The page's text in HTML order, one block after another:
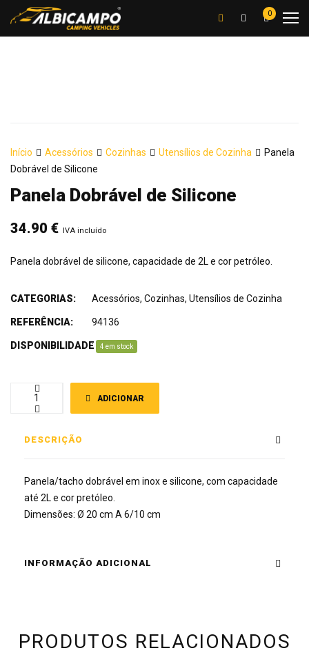
0
Início Acessórios Cozinhas Utensílios de Cozinha
Panela
Dobrável de Silicone
Panela Dobrável de Silicone
34.90 € IVA incluído
Panela dobrável de silicone, capacidade de 2L e cor petróleo.
ADICIONAR
CATEGORIAS: Acessórios, Cozinhas, Utensílios de Cozinha
REFERÊNCIA: 94136
DISPONIBILIDADE: 4 em stock
DESCRIÇÃO
Panela/tacho dobrável em inox e silicone, com capacidade
até 2L e cor pretóleo.
Dimensões: Ø 20 cm A 6/10 cm
INFORMAÇÃO ADICIONAL
PRODUTOS RELACIONADOS